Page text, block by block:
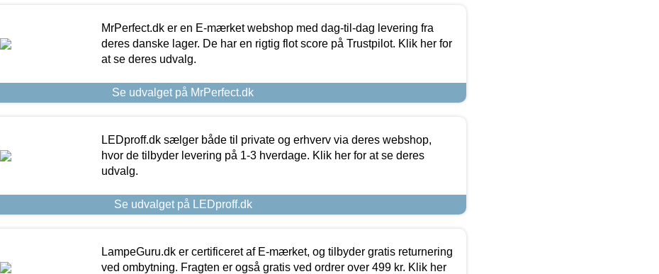
MrPerfect.dk er en E-mærket webshop med dag-til-dag levering fra
deres danske lager. De har en rigtig flot score på Trustpilot. Klik her for
at se deres udvalg.
Se udvalget på MrPerfect.dk
LEDproff.dk sælger både til private og erhverv via deres webshop,
hvor de tilbyder levering på 1-3 hverdage. Klik her for at se deres
udvalg.
Se udvalget på LEDproff.dk
LampeGuru.dk er certificeret af E-mærket, og tilbyder gratis returnering
ved ombytning. Fragten er også gratis ved ordrer over 499 kr. Klik her